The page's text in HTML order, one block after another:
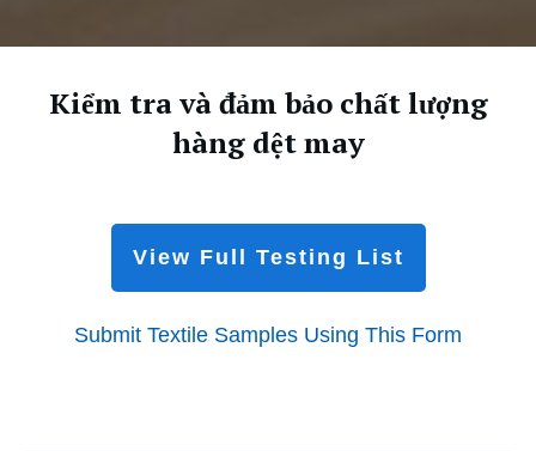
Kiểm tra và đảm bảo chất lượng
hàng dệt may
View Full Testing List
Submit Textile Samples Using This Form